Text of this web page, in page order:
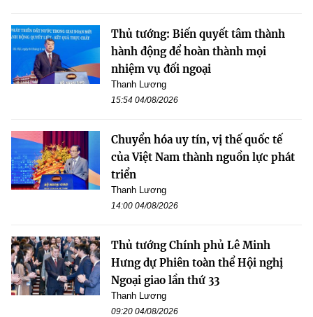
Thủ tướng: Biến quyết tâm thành
hành động để hoàn thành mọi
nhiệm vụ đối ngoại
Thanh Lương
15:54 04/08/2026
Chuyển hóa uy tín, vị thế quốc tế
của Việt Nam thành nguồn lực phát
triển
Thanh Lương
14:00 04/08/2026
Thủ tướng Chính phủ Lê Minh
Hưng dự Phiên toàn thể Hội nghị
Ngoại giao lần thứ 33
Thanh Lương
09:20 04/08/2026